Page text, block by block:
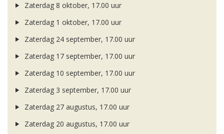
Zaterdag 8 oktober, 17.00 uur
Zaterdag 1 oktober, 17.00 uur
Zaterdag 24 september, 17.00 uur
Zaterdag 17 september, 17.00 uur
Zaterdag 10 september, 17.00 uur
Zaterdag 3 september, 17.00 uur
Zaterdag 27 augustus, 17.00 uur
Zaterdag 20 augustus, 17.00 uur